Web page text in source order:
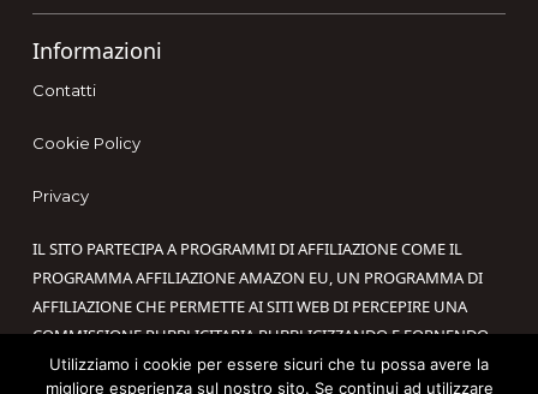
Informazioni
Contatti
Cookie Policy
Privacy
IL SITO PARTECIPA A PROGRAMMI DI AFFILIAZIONE COME IL
PROGRAMMA AFFILIAZIONE AMAZON EU, UN PROGRAMMA DI
AFFILIAZIONE CHE PERMETTE AI SITI WEB DI PERCEPIRE UNA
COMMISSIONE PUBBLICITARIA PUBBLICIZZANDO E FORNENDO
LINK AL SITO AMAZON.IT. IN QUALITÀ DI AFFILIATO AMAZON, IL
Utilizziamo i cookie per essere sicuri che tu possa avere la
migliore esperienza sul nostro sito. Se continui ad utilizzare